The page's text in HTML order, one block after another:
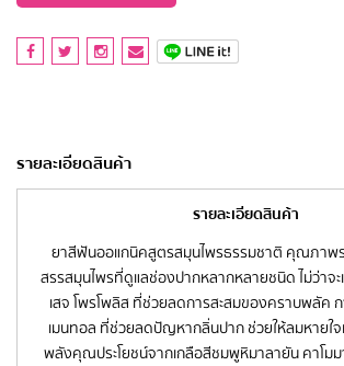
รายละเอียดสินค้า
รายละเอียดสินค้า
ยาสีฟันออแกนิคสูตรสมุนไพรธรรมชาติ คุณภาพ
สรรสมุนไพรที่ดูแลช่องปากหลากหลายชนิด ไม่ว่าจะ
เสจ โพรโพลิส ที่ช่วยลดการสะสมของคราบพลัค ก
เมนทอล ที่ช่วยลดปัญหากลิ่นปาก ช่วยให้ลมหายใ
พลังคุณประโยชน์จากเกลือสีชมพูหิมาลายัน คาโมมา